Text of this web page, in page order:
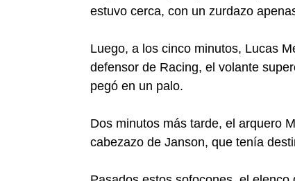
estuvo cerca, con un zurdazo
Luego, a los cinco minutos, Lucas
defensor de Racing, el volante
pegó en un palo.
Dos minutos más tarde, el arquero
cabezazo de Janson, que tenía